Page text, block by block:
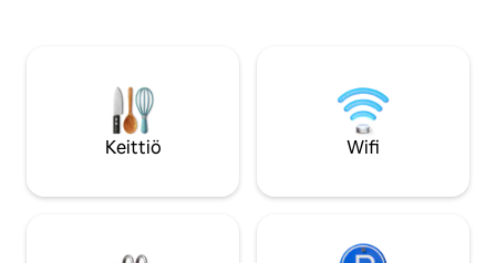
kerros alempana (hissiyhteys – jaettu
alue). Pääsy järvelle ja puutarhaan, SUP-
lautailu, ilmainen pysäköinti ja wifi.
Lapset ovat tervetulleita, vain pienet
Sveitsissä. Useimmat nähtävyyksiin
Krattigen Dorf/
kävelymatka),
urheilukenttä,
Spiez, Aeschi,
Keittiö Wifi